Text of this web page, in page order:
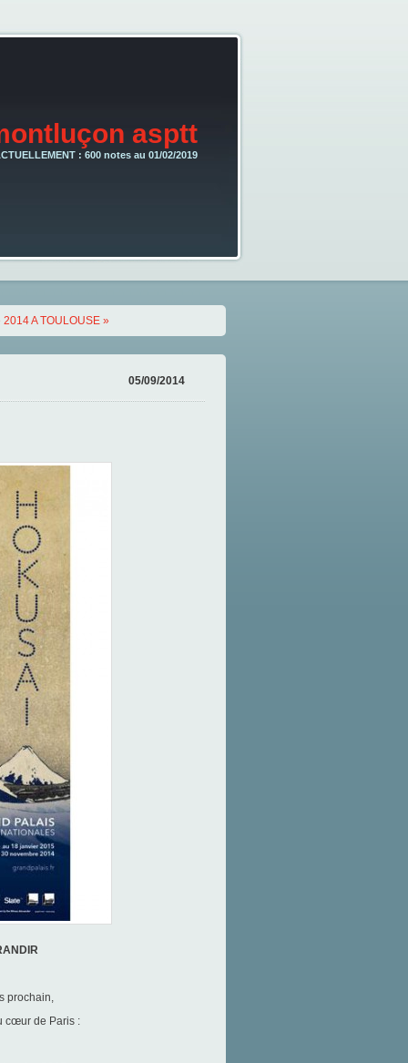
asptt
: 600 notes au 01/02/2019
A TOULOUSE »
05/09/2014
prochain,
cœur de Paris :